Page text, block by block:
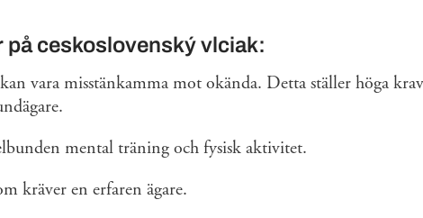
på ceskoslovenský vlciak:
vara misstänkamma mot okända. Detta ställer höga
mental träning och fysisk aktivitet.
kräver en erfaren ägare.